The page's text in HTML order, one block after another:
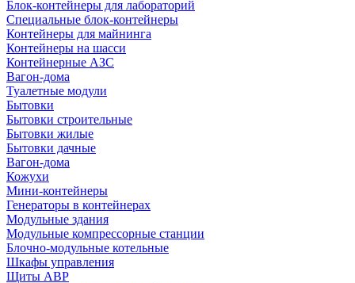
Блок-контейнеры для лабораторий
Специальные блок-контейнеры
Контейнеры для майнинга
Контейнеры на шасси
Контейнерные АЗС
Вагон-дома
Туалетные модули
Бытовки
Бытовки строительные
Бытовки жилые
Бытовки дачные
Вагон-дома
Кожухи
Мини-контейнеры
Генераторы в контейнерах
Модульные здания
Модульные компрессорные станции
Блочно-модульные котельные
Шкафы управления
Щиты АВР